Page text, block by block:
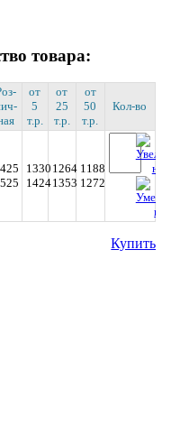
товара:
от
5
т.р.
от
25
т.р.
от
50
т.р.
Кол-во
1330
1424
1264
1353
1188
1272
Купить